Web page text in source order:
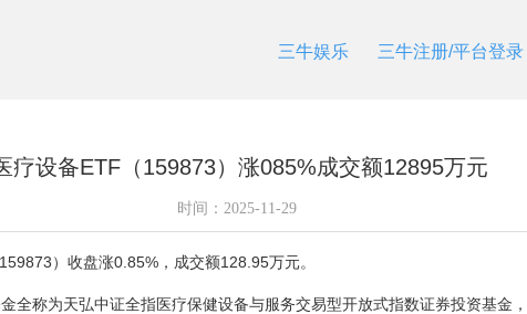
三牛娱乐 三牛注册/平台登录
疗设备ETF（159873）涨085%成交额12895万元
时间： 2025-11-29
）收盘涨0.85%，成交额128.95万元。
称为天弘中证全指医疗保健设备与服务交易型开放式指数证券投资基金